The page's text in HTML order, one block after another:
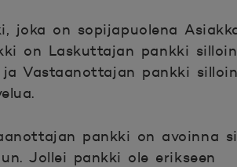
joka on sopijapuolena
on Laskuttajan pankki
Vastaanottajan pankki
pankki on avoinna
Jollei pankki ole erikseen